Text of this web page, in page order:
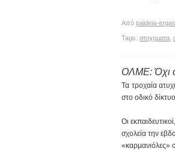
Από paideia-
Tags: ατυχηματα
ΟΛΜΕ: Όχι
Τα τροχαία
στο οδικό
Οι
σχολεία την
«καρμανιόλες»